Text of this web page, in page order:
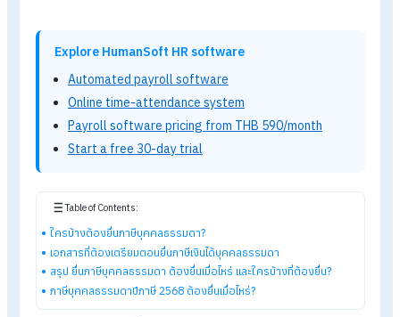
ตัวอย่าง : หากมีรายได้ในปี
เงินได้บุคคลธรรมดาภายในช่วง1มกราคม - 31
ช่วง กลางปีได้แก่ เงินได้จากการให้เช่าทรัพย์สิน,
อิสระ, เงินได้จากการรับเหมา รวมถึงเงินได้จากการประกอบธุรกิจ
หรือการพาณิชย์ เป็นต้น โดยผู้มีเงินได้ในกลุ่มนี้ต้องยื่นแบบแสดง
รายการภาษีภายในเดือนกันยายนของทุกปีตามที่กฎหมายกำหนด